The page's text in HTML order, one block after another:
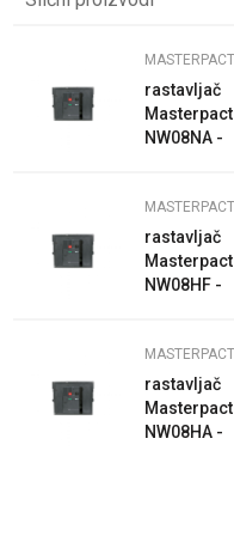
rastavljač
Masterpact
NW08NA -
izvlačivi
rastavljač
Masterpact
NW08HF -
izvlačivi
rastavljač
Masterpact
NW08HA -